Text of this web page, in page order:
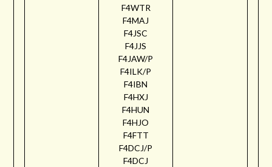
F4WTR
F4MAJ
F4JSC
F4JJS
F4JAW/P
F4ILK/P
F4IBN
F4HXJ
F4HUN
F4HJO
F4FTT
F4DCJ/P
F4DCJ